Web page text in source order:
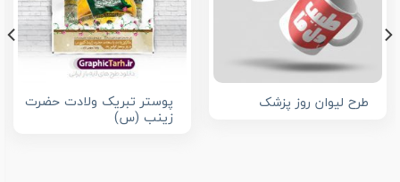
طرح لیوان روز پزشک
پوستر تبریک ولادت حضرت
زینب (س)